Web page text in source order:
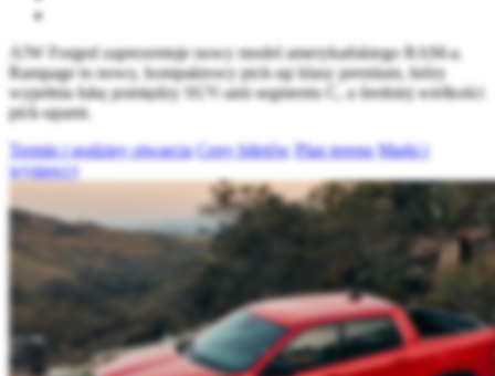
A!W Forged zaprezentuje nowy model amerykańskiego RAM-a.
Rampage to nowy, kompaktowy pick-up klasy premium, który
wypełnia lukę pomiędzy SUV-ami segmentu C, a średniej wielkości
pick-upami.
Termin i godziny otwarcia Ceny biletów Plan terenu Marki i
wystawcy